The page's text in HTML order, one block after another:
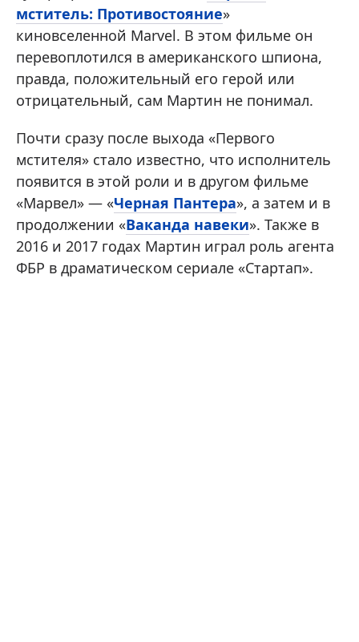
мститель: Противостояние»
киновселенной Marvel. В этом фильме он
перевоплотился в американского шпиона,
правда, положительный его герой или
отрицательный, сам Мартин не понимал.
Почти сразу после выхода «Первого
мстителя» стало известно, что исполнитель
появится в этой роли и в другом фильме
«Марвел» — «Черная Пантера», а затем и в
продолжении «Ваканда навеки». Также в
2016 и 2017 годах Мартин играл роль агента
ФБР в драматическом сериале «Стартап».